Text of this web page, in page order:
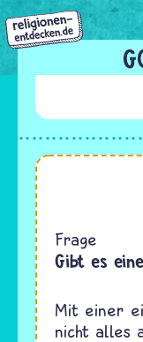
Direkt
zum
Inhalt
Allgemein
Frage
Gibt es
Mit einer
nicht alles